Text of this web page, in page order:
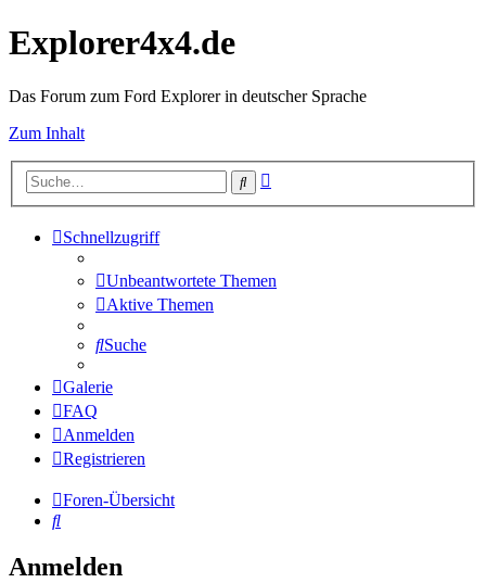
Explorer4x4.de
Das Forum zum Ford Explorer in deutscher Sprache
Zum Inhalt
Suche
Schnellzugriff
Unbeantwortete Themen
Aktive Themen
Suche
Galerie
FAQ
Anmelden
Registrieren
Foren-Übersicht
Suche
Anmelden